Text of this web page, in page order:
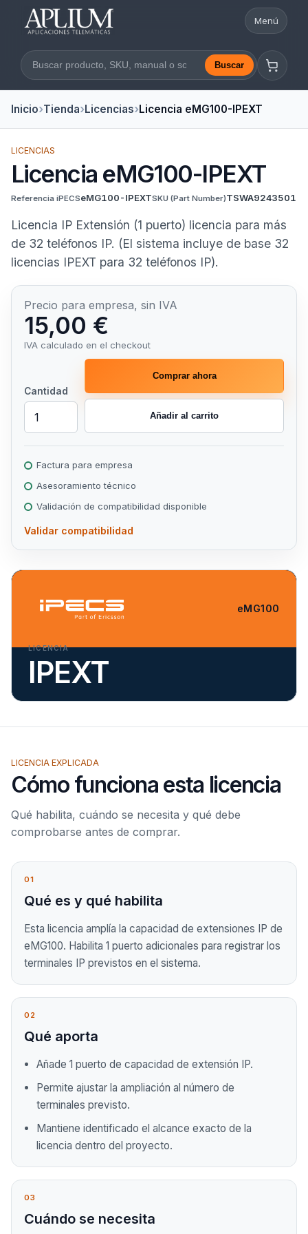
Abrir
Menú
Buscar en la web Buscar
Inicio Tienda Licencias Licencia eMG100-IPEXT
eMG100
LICENCIA
IPEXT
LICENCIAS
Licencia eMG100-IPEXT
Referencia iPECSeMG100-IPEXTSKU (Part Number)TSWA9243501
Licencia IP Extensión (1 puerto) licencia para más
de 32 teléfonos IP. (El sistema incluye de base 32
licencias IPEXT para 32 teléfonos IP).
Precio para empresa, sin IVA
15,00 €
IVA calculado en el checkout
Cantidad
Comprar ahora
Añadir al carrito
Factura para empresa
Asesoramiento técnico
Validación de compatibilidad disponible
Validar compatibilidad
LICENCIA EXPLICADA
Cómo funciona esta licencia
Qué habilita, cuándo se necesita y qué debe
comprobarse antes de comprar.
01
Qué es y qué habilita
Esta licencia amplía la capacidad de extensiones IP de
eMG100. Habilita 1 puerto adicionales para registrar los
terminales IP previstos en el sistema.
02
Qué aporta
Añade 1 puerto de capacidad de extensión IP.
Permite ajustar la ampliación al número de
terminales previsto.
Mantiene identificado el alcance exacto de la
licencia dentro del proyecto.
03
Cuándo se necesita